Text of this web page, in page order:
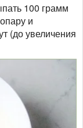
100 грамм
и
(до увеличения